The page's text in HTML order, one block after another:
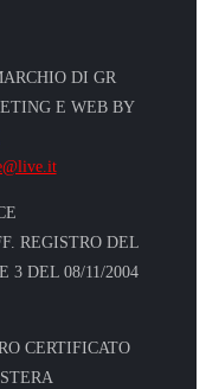
DI GR
E WEB BY
REGISTRO DEL
3 DEL 08/11/2004
CERTIFICATO